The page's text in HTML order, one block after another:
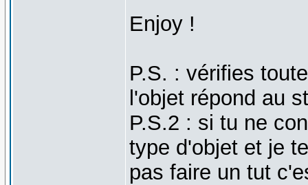
Enjoy !
P.S. : vérifies
l'objet répond au
P.S.2 : si tu ne
type d'objet et je
pas faire un tut